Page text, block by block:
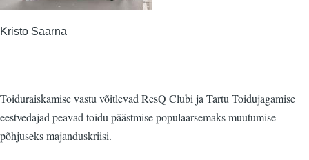
Kristo Saarna
Toiduraiskamise vastu võitlevad ResQ Clubi ja Tartu Toidujagamise
eestvedajad peavad toidu päästmise populaarsemaks muutumise
põhjuseks majanduskriisi.